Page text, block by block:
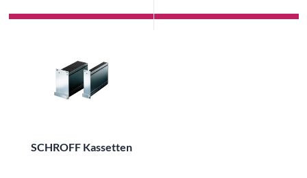
SCHROFF Kassetten